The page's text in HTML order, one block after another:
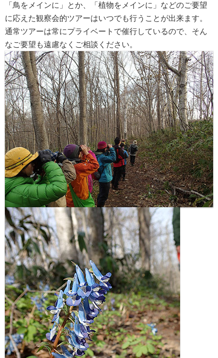
「鳥をメインに」とか、「植物をメインに」などのご要望
に応えた観察会的ツアーはいつでも行うことが出来ます。
通常ツアーは常にプライベートで催行しているので、そん
なご要望も遠慮なくご相談ください。